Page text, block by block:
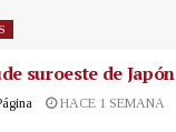
suroeste de Japón
HACE 1 SEMANA